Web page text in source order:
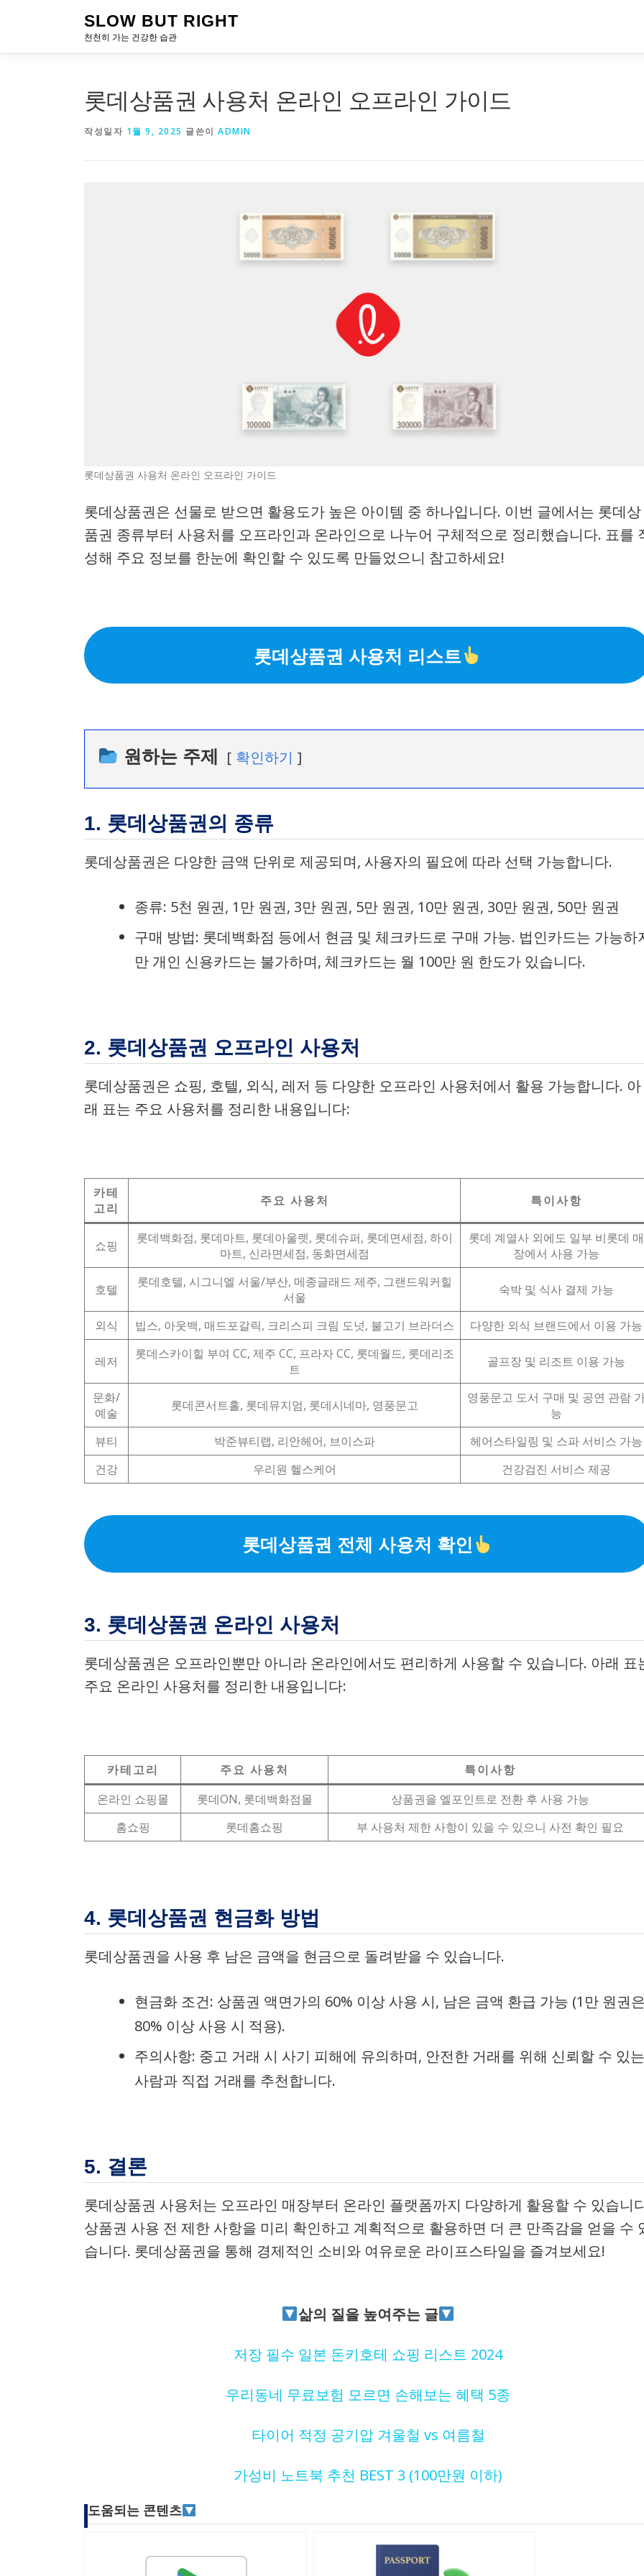
로
SLOW BUT RIGHT
천천히 가는 건강한 습관
롯데상품권 사용처 온라인 오프라인 가이드
작성일자 1월 9, 2025 글쓴이 ADMIN
롯데상품권 사용처 온라인 오프라인 가이드
롯데상품권은 선물로 받으면 활용도가 높은 아이템 중 하나입니다. 이번 글에서는 롯데상
품권 종류부터 사용처를 오프라인과 온라인으로 나누어 구체적으로 정리했습니다. 표를
성해 주요 정보를 한눈에 확인할 수 있도록 만들었으니 참고하세요!
롯데상품권 사용처 리스트
원하는 주제 확인하기
1. 롯데상품권의 종류
롯데상품권은 다양한 금액 단위로 제공되며, 사용자의 필요에 따라 선택 가능합니다.
종류: 5천 원권, 1만 원권, 3만 원권, 5만 원권, 10만 원권, 30만 원권, 50만 원권
구매 방법: 롯데백화점 등에서 현금 및 체크카드로 구매 가능. 법인카드는 가능하
만 개인 신용카드는 불가하며, 체크카드는 월 100만 원 한도가 있습니다.
2. 롯데상품권 오프라인 사용처
롯데상품권은 쇼핑, 호텔, 외식, 레저 등 다양한 오프라인 사용처에서 활용 가능합니다. 아
래 표는 주요 사용처를 정리한 내용입니다:
카테
고리
주요 사용처 특이사항
쇼핑
롯데백화점, 롯데마트, 롯데아울렛, 롯데슈퍼, 롯데면세점, 하이
마트, 신라면세점, 동화면세점
롯데 계열사 외에도 일부 비롯데 매
장에서 사용 가능
호텔
롯데호텔, 시그니엘 서울/부산, 메종글래드 제주, 그랜드워커힐
서울
숙박 및 식사 결제 가능
외식 빕스, 아웃백, 매드포갈릭, 크리스피 크림 도넛, 불고기 브라더스 다양한 외식 브랜드에서 이용 가능
레저
롯데스카이힐 부여 CC, 제주 CC, 프라자 CC, 롯데월드, 롯데리조
트
골프장 및 리조트 이용 가능
문화/
예술
롯데콘서트홀, 롯데뮤지엄, 롯데시네마, 영풍문고
영풍문고 도서 구매 및 공연 관람
능
뷰티
박준뷰티랩, 리안헤어, 브이스파
헤어스타일링 및 스파 서비스 가능
건강
우리원 헬스케어 건강검진 서비스 제공
롯데상품권 전체 사용처 확인
3. 롯데상품권 온라인 사용처
롯데상품권은 오프라인뿐만 아니라 온라인에서도 편리하게 사용할 수 있습니다. 아래 표
주요 온라인 사용처를 정리한 내용입니다:
카테고리 주요 사용처
특이사항
온라인 쇼핑몰
롯데ON, 롯데백화점몰
상품권을 엘포인트로 전환 후 사용 가능
홈쇼핑
롯데홈쇼핑 부 사용처 제한 사항이 있을 수 있으니 사전 확인 필요
4. 롯데상품권 현금화 방법
롯데상품권을 사용 후 남은 금액을 현금으로 돌려받을 수 있습니다.
현금화 조건: 상품권 액면가의 60% 이상 사용 시, 남은 금액 환급 가능 (1만 원권
80% 이상 사용 시 적용).
주의사항: 중고 거래 시 사기 피해에 유의하며, 안전한 거래를 위해 신뢰할 수 있는
사람과 직접 거래를 추천합니다.
5. 결론
롯데상품권 사용처는 오프라인 매장부터 온라인 플랫폼까지 다양하게 활용할 수 있습니
상품권 사용 전 제한 사항을 미리 확인하고 계획적으로 활용하면 더 큰 만족감을 얻을 수
습니다. 롯데상품권을 통해 경제적인 소비와 여유로운 라이프스타일을 즐겨보세요!
삶의 질을 높여주는 글
저장 필수 일본 돈키호테 쇼핑 리스트 2024
우리동네 무료보험 모르면 손해보는 혜택 5종
타이어 적정 공기압 겨울철 vs 여름철
가성비 노트북 추천 BEST 3 (100만원 이하)
도움되는 콘텐츠